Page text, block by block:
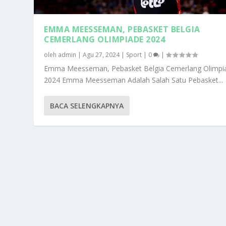
EMMA MEESSEMAN, PEBASKET BELGIA
CEMERLANG OLIMPIADE 2024
oleh admin |Agu 27, 2024| Sport | 0 |
Emma Meesseman, Pebasket Belgia Cemerlang
2024 Emma Meesseman Adalah Salah Satu Pebasket...
BACA SELENGKAPNYA